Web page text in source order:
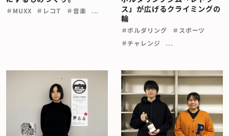
＃MUXX ＃レコT ＃音楽 ...
ス」が広げるクライミングの
輪
＃ボルダリング
＃スポーツ
＃チャレンジ
...